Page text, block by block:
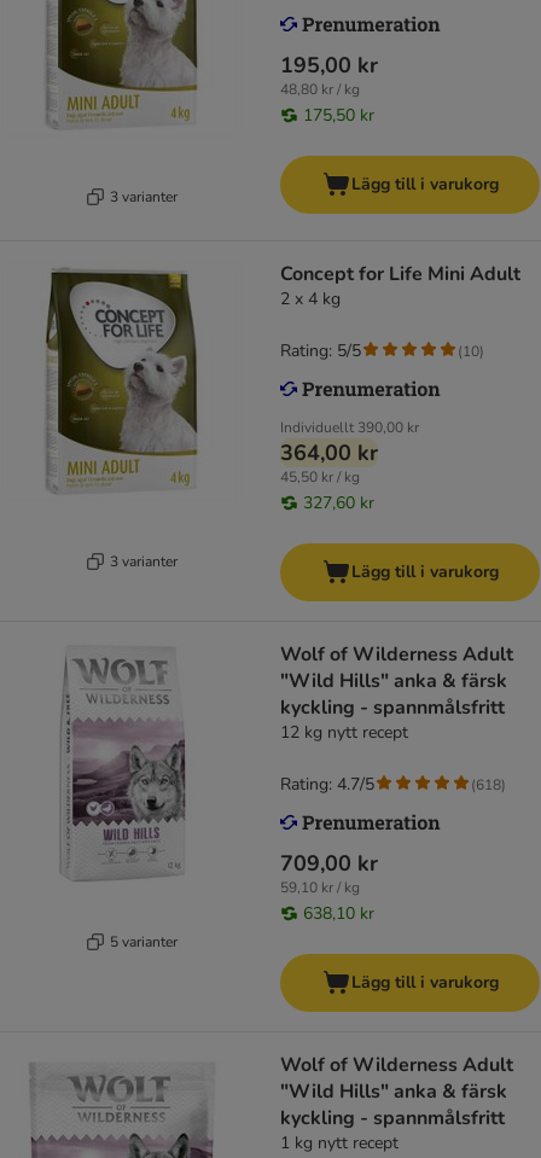
3 varianter
195,00 kr
48,80 kr / kg
175,50 kr
Lägg till i varukorg
3 varianter
Concept for Life Mini Adult
2 x 4 kg
Individuellt 390,00 kr
364,00 kr
45,50 kr / kg
327,60 kr
Rating: 5/5 (10)
Lägg till i varukorg
5 varianter
Wolf of Wilderness Adult
"Wild Hills" anka & färsk
kyckling - spannmålsfritt
12 kg nytt recept
709,00 kr
59,10 kr / kg
638,10 kr
Rating: 4.7/5 (618)
Lägg till i varukorg
Wolf of Wilderness Adult
"Wild Hills" anka & färsk
kyckling - spannmålsfritt
1 kg nytt recept